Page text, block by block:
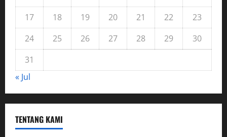
17
18 19 20 21 22
23
24
25 26 27 28 29
30
31
« Jul
TENTANG KAMI